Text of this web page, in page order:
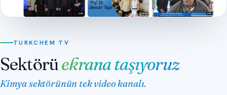
TURKCHEM TV
Sektörüekrana taşıyoruz
Kimya sektörünün tek video kanalı.